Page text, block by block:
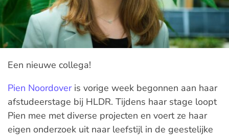
Een nieuwe collega!
Pien Noordoveris vorige week begonnen aan haar
afstudeerstage bij HLDR. Tijdens haar stage loopt
Pien mee met diverse projecten en voert ze haar
eigen onderzoek uit naar leefstijl in de geestelijke